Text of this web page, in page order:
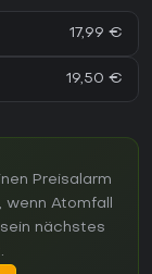
17,99 €
19,50 €
Preisalarm
Atomfall
nächstes